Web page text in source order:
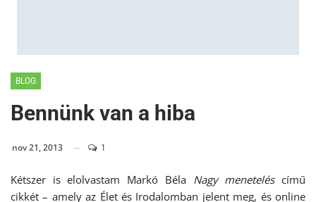
BLOG
Bennünk van a hiba
nov 21, 2013 1
Kétszer is elolvastam Markó Béla Nagy meneteléscímű
cikkét – amely az Élet és Irodalomban jelent meg, és online